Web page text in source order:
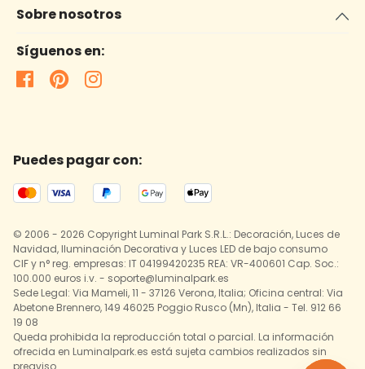
Sobre nosotros
Síguenos en:
Puedes pagar con:
© 2006 - 2026 Copyright Luminal Park S.R.L.: Decoración, Luces de
Navidad, Iluminación Decorativa y Luces LED de bajo consumo
CIF y n° reg. empresas: IT 04199420235 REA: VR-400601 Cap. Soc.:
100.000 euros i.v. - soporte@luminalpark.es
Sede Legal: Via Mameli, 11 - 37126 Verona, Italia; Oficina central: Via
Abetone Brennero, 149 46025 Poggio Rusco (Mn), Italia - Tel. 912 66
19 08
Queda prohibida la reproducción total o parcial. La información
ofrecida en Luminalpark.es está sujeta cambios realizados sin